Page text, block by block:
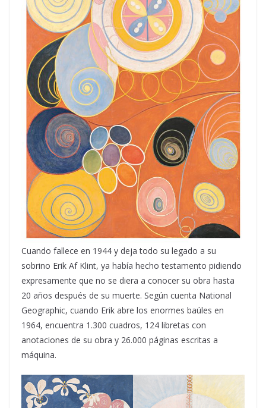
Cuando fallece en 1944 y deja todo su legado a su
sobrino Erik Af Klint, ya había hecho testamento pidiendo
expresamente que no se diera a conocer su obra hasta
20 años después de su muerte. Según cuenta National
Geographic, cuando Erik abre los enormes baúles en
1964, encuentra 1.300 cuadros, 124 libretas con
anotaciones de su obra y 26.000 páginas escritas a
máquina.